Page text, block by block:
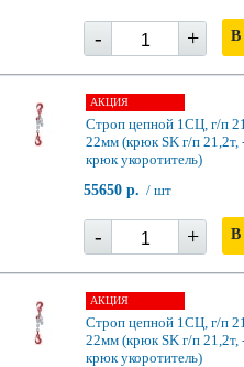
- + В
АКЦИЯ
Строп цепной 1СЦ, г/п
22мм (крюк SK г/п 21,2т,
крюк укоротитель)
55650 р. / шт
- + В
АКЦИЯ
Строп цепной 1СЦ, г/п
22мм (крюк SK г/п 21,2т,
крюк укоротитель)